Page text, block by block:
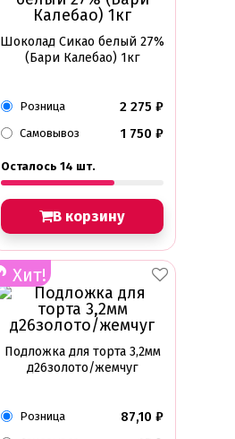
Шоколад Сикао белый 27%
(Бари Калебао) 1кг
Розница 2 275 ₽
Самовывоз 1 750 ₽
Осталось 14 шт.
В корзину
Хит!
Подложка для торта 3,2мм
д26золото/жемчуг
Розница 87,10 ₽